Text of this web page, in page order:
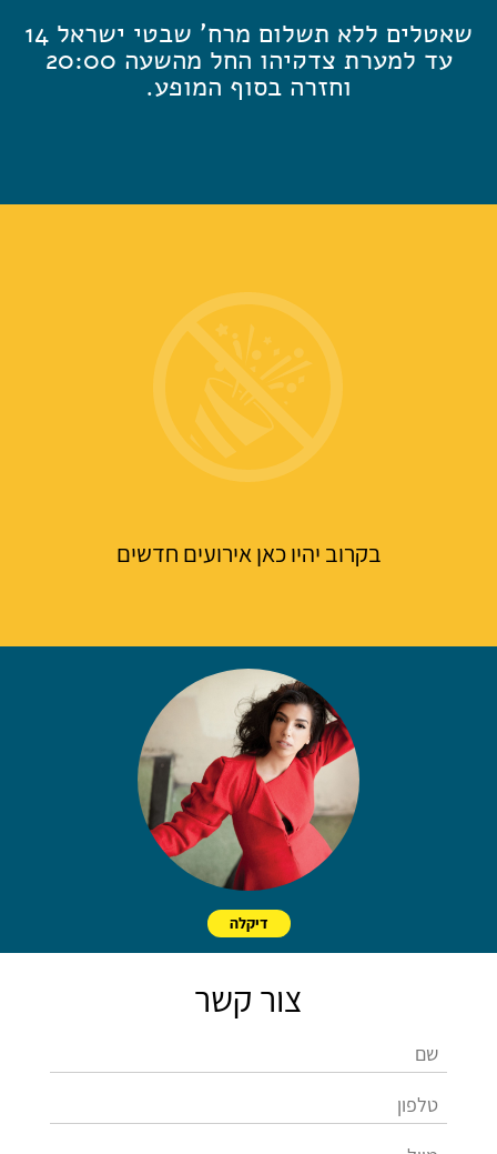
שאטלים ללא תשלום מרח' שבטי ישראל 14
עד למערת צדקיהו החל מהשעה 20:00
וחזרה בסוף המופע.
בקרוב יהיו כאן אירועים חדשים
דיקלה
צור קשר